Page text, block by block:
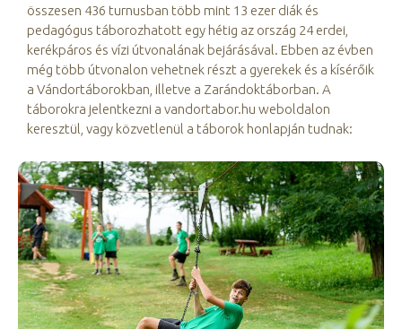
összesen 436 turnusban több mint 13 ezer diák és
pedagógus táborozhatott egy hétig az ország 24 erdei,
kerékpáros és vízi útvonalának bejárásával. Ebben az évben
még több útvonalon vehetnek részt a gyerekek és a kísérőik
a Vándortáborokban, illetve a Zarándoktáborban. A
táborokra jelentkezni a vandortabor.hu weboldalon
keresztül, vagy közvetlenül a táborok honlapján tudnak: